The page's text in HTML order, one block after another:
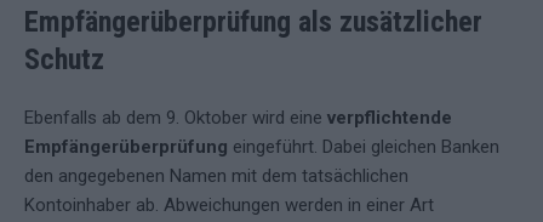
Empfängerüberprüfung als zusätzlicher
Schutz
Ebenfalls ab dem 9. Oktober wird eine verpflichtende
Empfängerüberprüfung eingeführt. Dabei gleichen Banken
den angegebenen Namen mit dem tatsächlichen
Kontoinhaber ab. Abweichungen werden in einer Art